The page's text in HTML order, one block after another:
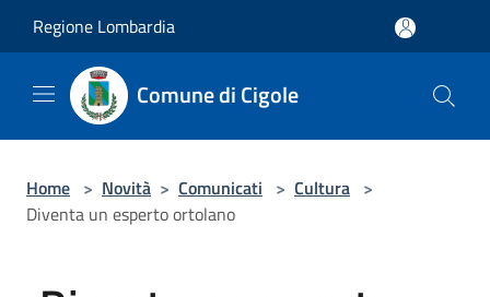
Regione Lombardia
Comune di Cigole
Home > Novità > Comunicati > Cultura >
Diventa un esperto ortolano